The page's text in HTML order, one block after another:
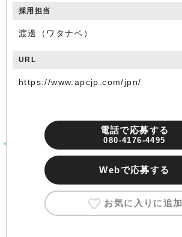
採用担当
渡邊（ワタナベ）
URL
https://www.apcjp.com/jpn/
電話で応募する
080-4176-4495
Webで応募する
お気に入りに追加